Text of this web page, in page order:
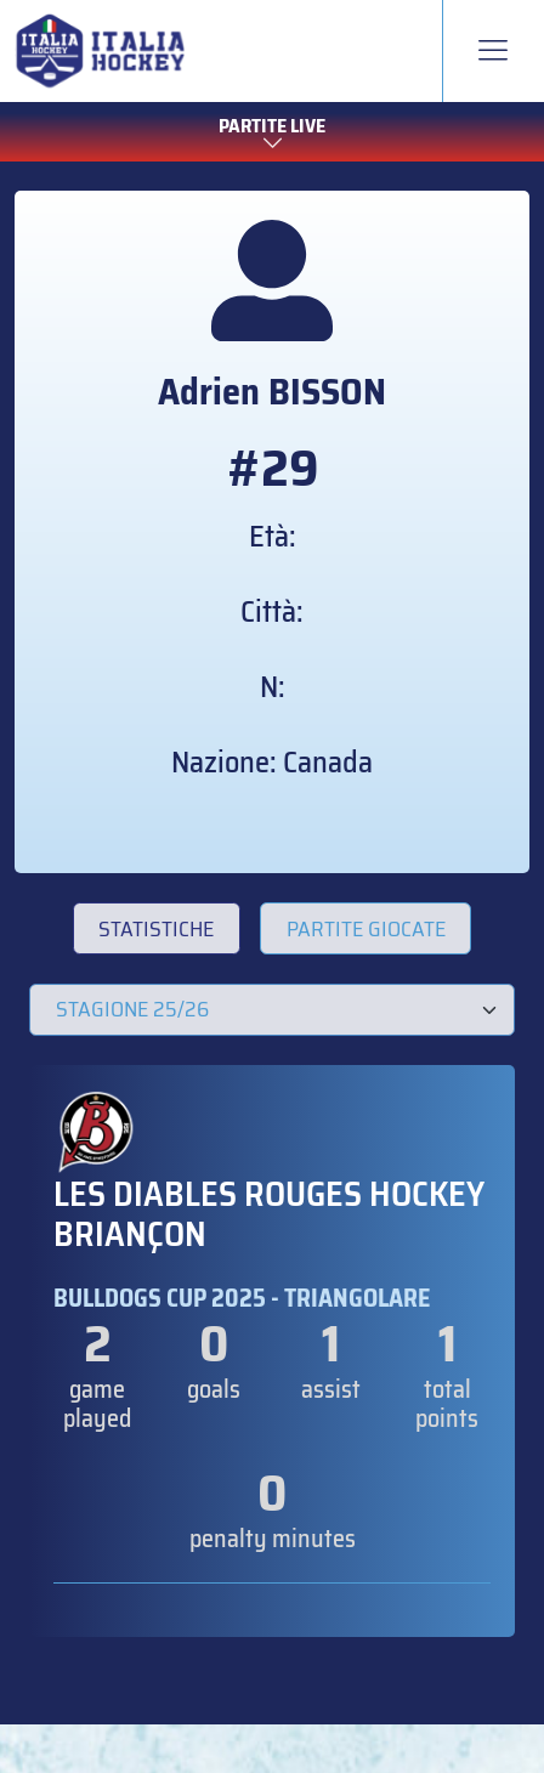
PARTITE LIVE
Adrien BISSON
#29
Età:
Città:
N:
Nazione: Canada
STATISTICHE PARTITE GIOCATE
LES DIABLES ROUGES HOCKEY
BRIANÇON
BULLDOGS CUP 2025 - TRIANGOLARE
2
game
played
0
goals
1
assist
1
total
points
0
penalty minutes